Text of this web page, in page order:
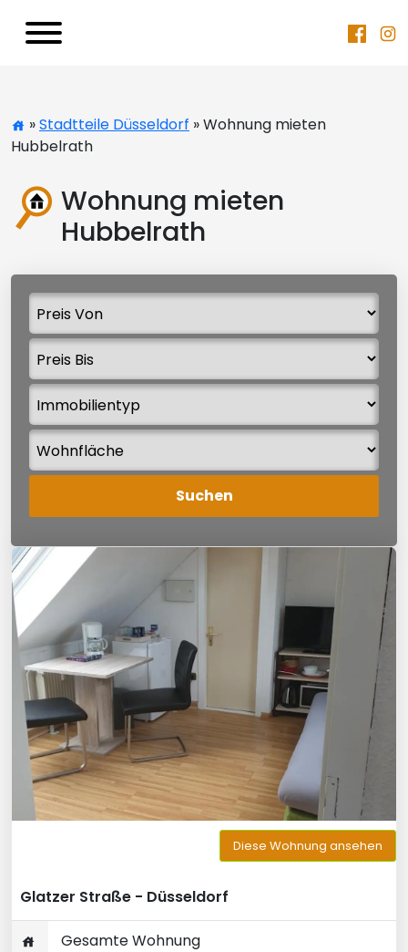
»Stadtteile Düsseldorf » Wohnung mieten
Hubbelrath
Wohnung mieten
Hubbelrath
Diese Wohnung ansehen
Glatzer Straße - Düsseldorf
Gesamte Wohnung